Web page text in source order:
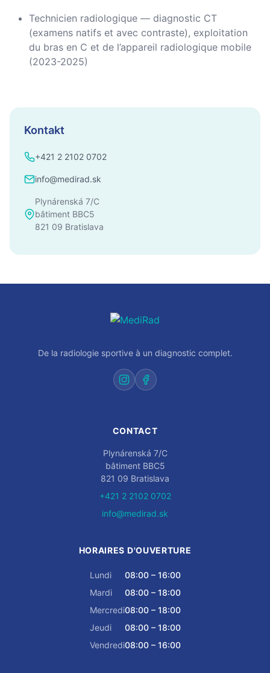
Technicien radiologique — diagnostic CT
(examens natifs et avec contraste), exploitation
du bras en C et de l’appareil radiologique mobile
(2023-2025)
Kontakt
+421 2 2102 0702
info@medirad.sk
Plynárenská 7/C
bâtiment BBC5
821 09 Bratislava
De la radiologie sportive à un diagnostic complet.
CONTACT
Plynárenská 7/C
bâtiment BBC5
821 09 Bratislava
+421 2 2102 0702
info@medirad.sk
HORAIRES D'OUVERTURE
Lundi
08:00 – 16:00
Mardi
08:00 – 18:00
Mercredi08:00 – 18:00
Jeudi
08:00 – 18:00
Vendredi08:00 – 16:00